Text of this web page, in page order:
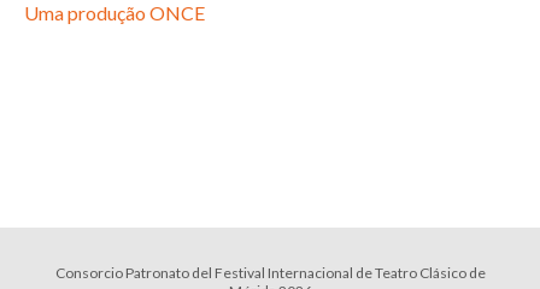
Uma produção ONCE
Consorcio Patronato del Festival Internacional de Teatro Clásico de